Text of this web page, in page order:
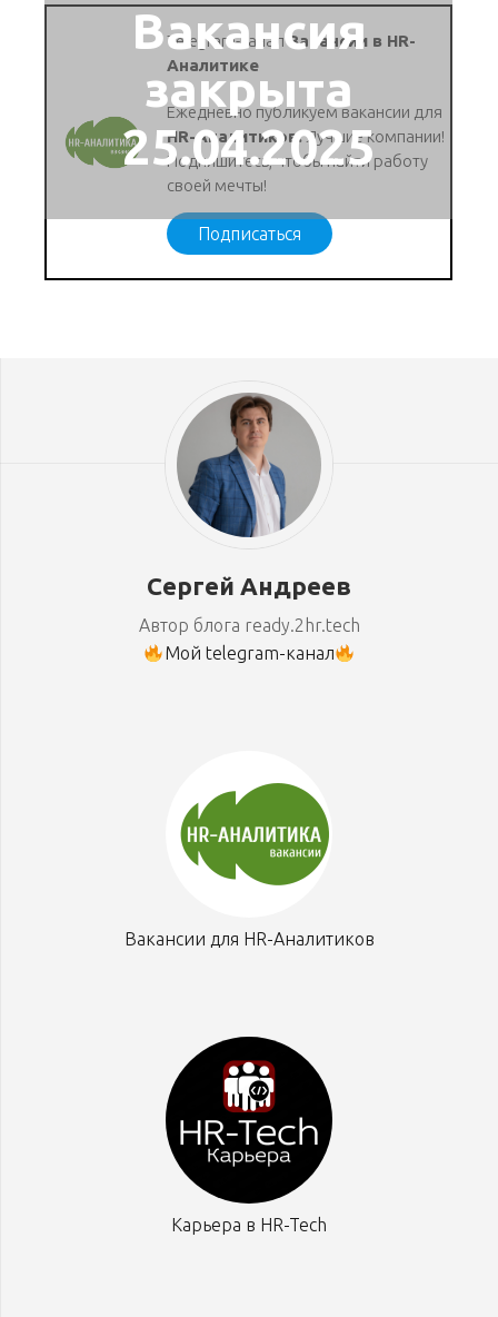
Вакансия
закрыта
25.04.2025
Telegram-канал Вакансии в HR-
Аналитике
Ежедневно публикуем вакансии для
HR-Аналитиков.Лучшие компании!
Подпишитесь, чтобы найти работу
своей мечты!
Подписаться
Сергей Андреев
Автор блога ready.2hr.tech
Мой telegram-канал
Вакансии для HR-Аналитиков
Карьера в HR-Tech